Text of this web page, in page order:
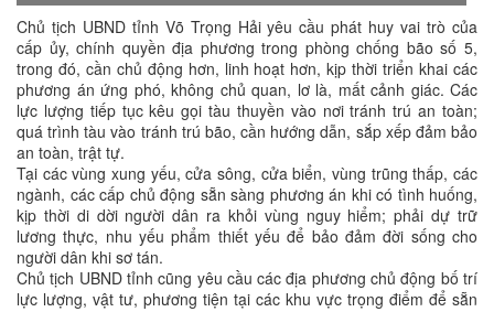
Chủ tịch UBND tỉnh Võ Trọng Hải yêu cầu phát huy vai trò của
cấp ủy, chính quyền địa phương trong phòng chống bão số 5,
trong đó, cần chủ động hơn, linh hoạt hơn, kịp thời triển khai các
phương án ứng phó, không chủ quan, lơ là, mất cảnh giác. Các
lực lượng tiếp tục kêu gọi tàu thuyền vào nơi tránh trú an toàn;
quá trình tàu vào tránh trú bão, cần hướng dẫn, sắp xếp đảm bảo
an toàn, trật tự.
Tại các vùng xung yếu, cửa sông, cửa biển, vùng trũng thấp, các
ngành, các cấp chủ động sẵn sàng phương án khi có tình huống,
kịp thời di dời người dân ra khỏi vùng nguy hiểm; phải dự trữ
lương thực, nhu yếu phẩm thiết yếu để bảo đảm đời sống cho
người dân khi sơ tán.
Chủ tịch UBND tỉnh cũng yêu cầu các địa phương chủ động bố trí
lực lượng, vật tư, phương tiện tại các khu vực trọng điểm để sẵn